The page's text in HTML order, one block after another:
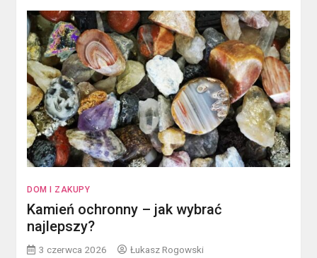
DOM I ZAKUPY
Kamień ochronny – jak wybrać
najlepszy?
3 czerwca 2026 Łukasz Rogowski